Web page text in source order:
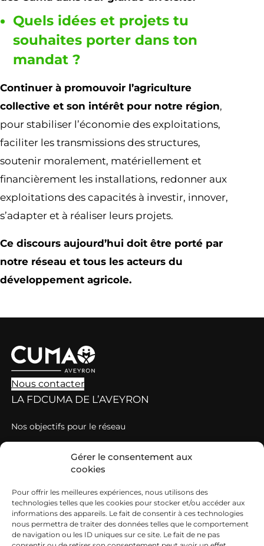
Gérer le consentement aux
cookies
Pour offrir les meilleures expériences, nous utilisons des
technologies telles que les cookies pour stocker et/ou accéder aux
informations des appareils. Le fait de consentir à ces technologies
nous permettra de traiter des données telles que le comportement
de navigation ou les ID uniques sur ce site. Le fait de ne pas
Quels idées et projets tu
souhaites porter dans ton
mandat ?
Continuer à promouvoir l’agriculture
collective et son intérêt pour notre région,
pour stabiliser l’économie des exploitations,
faciliter les transmissions des structures,
soutenir moralement, matériellement et
financièrement les installations, redonner aux
exploitations des capacités à investir, innover,
s’adapter et à réaliser leurs projets.
Ce discours aujourd’hui doit être porté par
notre réseau et tous les acteurs du
développement agricole.
Nous contacter
LA FDCUMA DE L’AVEYRON
Nos objectifs pour le réseau
Grille de tarification des cotisations et prestations
Qu’est-ce qu’une Cuma ?
Comment adhérer à une Cuma ?